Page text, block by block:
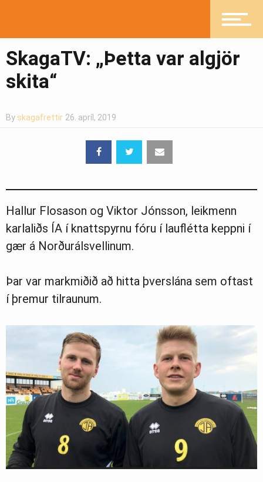
Pistlar
Greinasafn
SkagaTV: „Þetta var algjör
skita“
By skagafrettir 26. apríl, 2019
Hallur Flosason og Viktor Jónsson, leikmenn
karlaliðs ÍA í knattspyrnu fóru í lauflétta keppni í
gær á Norðurálsvellinum.
Þar var markmiðið að hitta þverslána sem oftast
í þremur tilraunum.